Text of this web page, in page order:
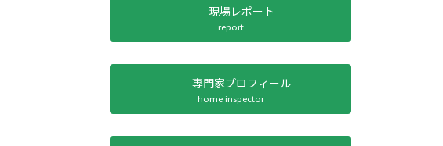
現場レポート
report
専門家プロフィール
home inspector